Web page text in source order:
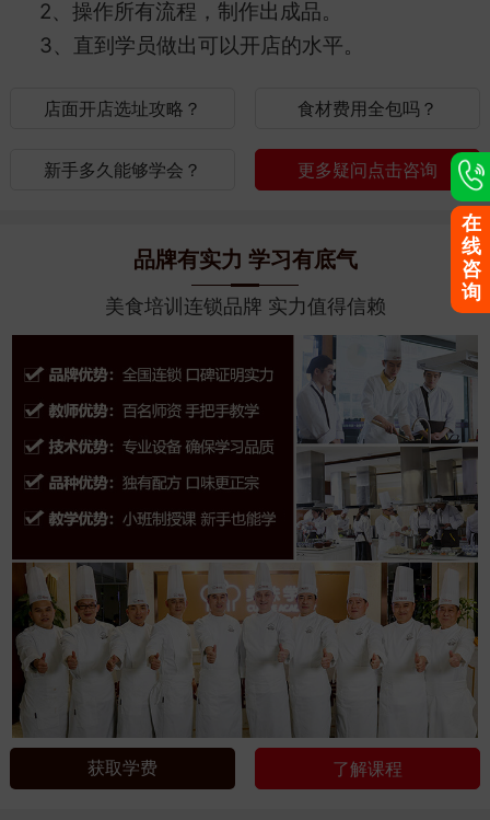
2、操作所有流程，制作出成品。
3、直到学员做出可以开店的水平。
店面开店选址攻略？ 食材费用全包吗？
新手多久能够学会？ 更多疑问点击咨询
品牌有实力 学习有底气
美食培训连锁品牌 实力值得信赖
获取学费 了解课程
在
线
咨
询